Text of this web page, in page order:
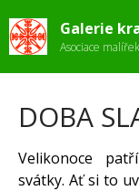
Galerie
Asociace
DOBA
Velikonoce
svátky. Ať si to